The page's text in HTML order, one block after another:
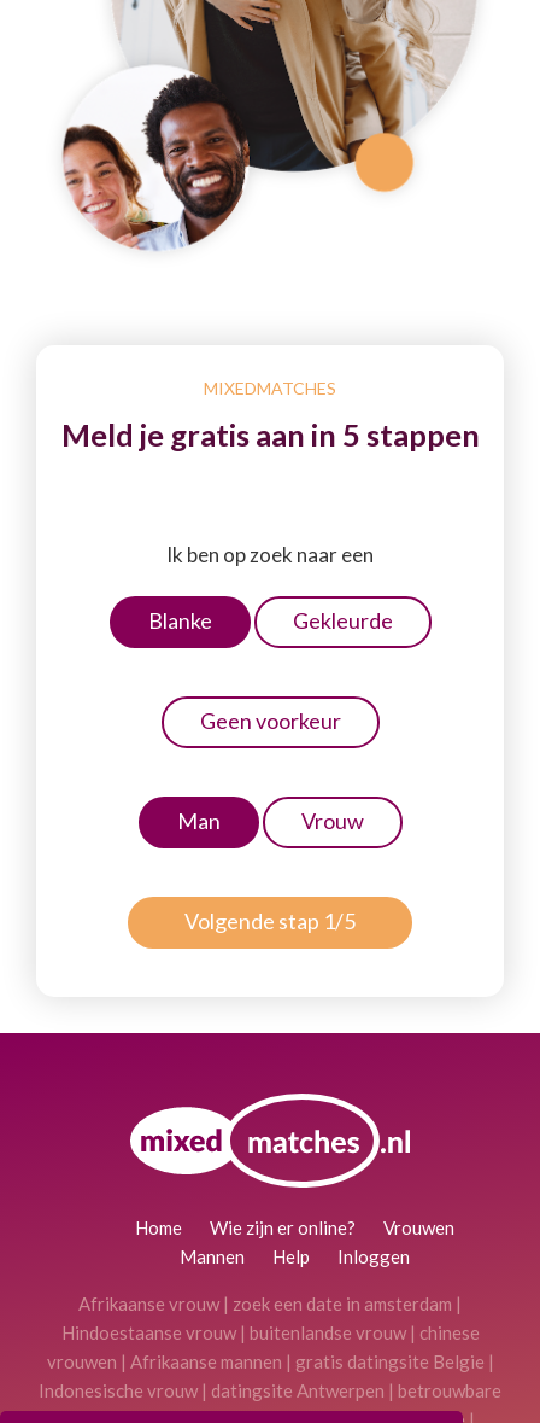
MIXEDMATCHES
Meld je gratis aan in 5 stappen
Ik ben op zoek naar een
Blanke Gekleurde
Geen voorkeur
Man Vrouw
Volgende stap 1/5
Home Wie zijn er online?
Vrouwen
Mannen
Help Inloggen
Afrikaanse vrouw | zoek een date in amsterdam |
Hindoestaanse vrouw | buitenlandse vrouw | chinese
vrouwen | Afrikaanse mannen | gratis datingsite Belgie |
Indonesische vrouw | datingsite Antwerpen | betrouwbare